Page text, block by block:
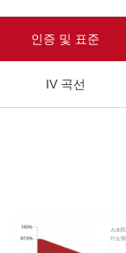
인증 및 표준
IV 곡선